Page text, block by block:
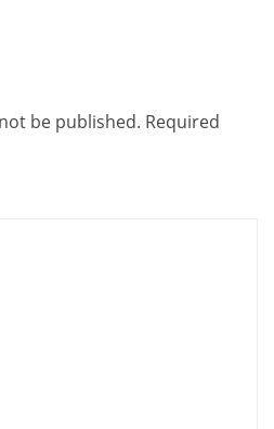
be published. Required